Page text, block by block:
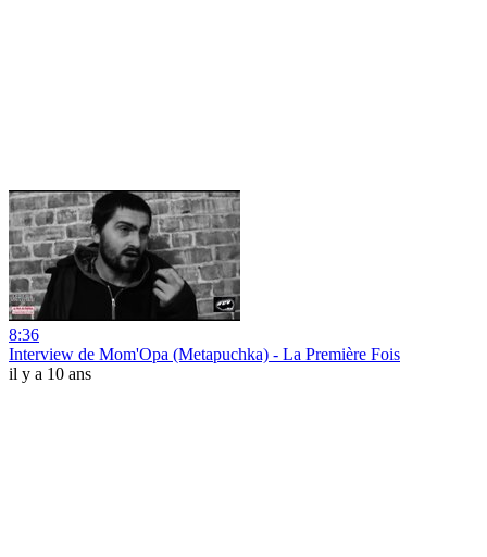
8:36
Interview de Mom'Opa (Metapuchka) - La Première Fois
il y a 10 ans